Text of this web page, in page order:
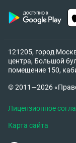
121205, город
центра, Большой
помещение 150,
© 2011—2026
Лицензионное
Карта сайта